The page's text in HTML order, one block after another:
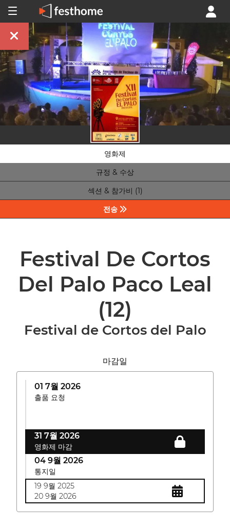
영화제
규정 & 수상
섹션 & 참가비 (1)
전송
Festival De Cortos
Del Palo Paco Leal
(12)
Festival de Cortos del Palo
마감일
01 7월 2026
출품 요청
31 7월 2026
영화제 마감
04 9월 2026
통지일
19 9월 2025
20 9월 2026